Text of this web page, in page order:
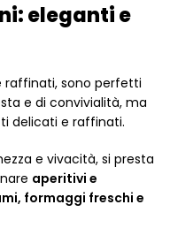
eleganti e
raffinati, sono perfetti
e di convivialità, ma
delicati e raffinati.
e vivacità, si presta
aperitivi e
formaggi freschi e